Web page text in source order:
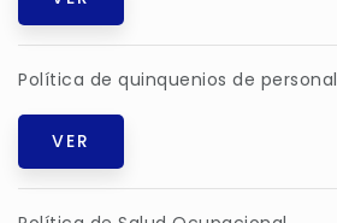
Política de quinquenios de personal
VER